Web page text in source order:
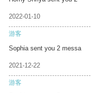
2022-01-10
游客
Sophia sent you 2 messa
2021-12-22
游客